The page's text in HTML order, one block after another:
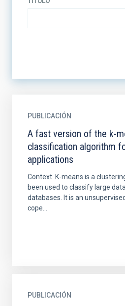
PUBLICACIÓN
A fast version of the k-
classification algorithm
applications
Context. K-means is a
been used to classify large
databases. It is an
cope...
PUBLICACIÓN